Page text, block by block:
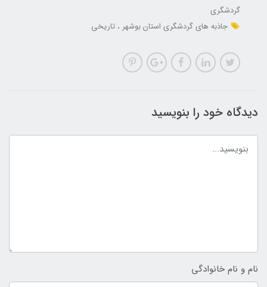
گردشگری
جاذبه های گردشگری استان بوشهر تاریخی
دیدگاه خود را بنویسید
نام و نام خانوادگی